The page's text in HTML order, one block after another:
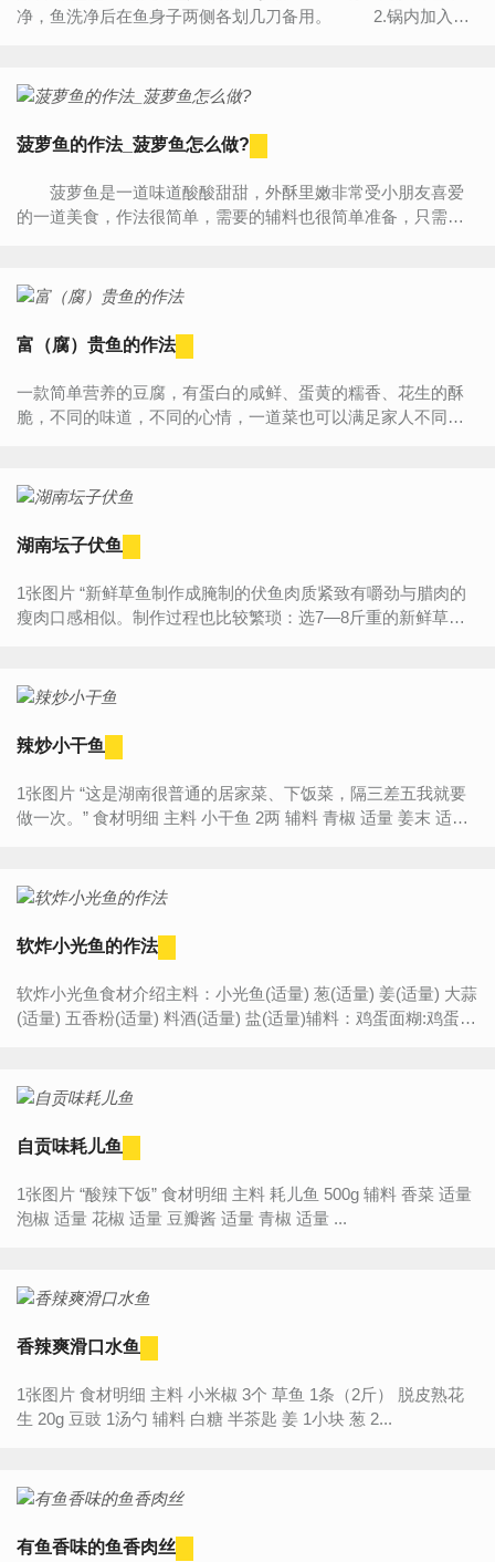
净，鱼洗净后在鱼身子两侧各划几刀备用。 2.锅内加入适
菠萝鱼的作法_菠萝鱼怎么做?
菠萝鱼是一道味道酸酸甜甜，外酥里嫩非常受小朋友喜爱
的一道美食，作法很简单，需要的辅料也很简单准备，只需要
富（腐）贵鱼的作法
一款简单营养的豆腐，有蛋白的咸鲜、蛋黄的糯香、花生的酥
脆，不同的味道，不同的心情，一道菜也可以满足家人不同口
湖南坛子伏鱼
1张图片 “新鲜草鱼制作成腌制的伏鱼肉质紧致有嚼劲与腊肉的
瘦肉口感相似。制作过程也比较繁琐：选7—8斤重的新鲜草鱼
辣炒小干鱼
1张图片 “这是湖南很普通的居家菜、下饭菜，隔三差五我就要
做一次。” 食材明细 主料 小干鱼 2两 辅料 青椒 适量 姜末 适量
软炸小光鱼的作法
软炸小光鱼食材介绍主料：小光鱼(适量) 葱(适量) 姜(适量) 大蒜
(适量) 五香粉(适量) 料酒(适量) 盐(适量)辅料：鸡蛋面糊:鸡蛋(2
自贡味耗儿鱼
1张图片 “酸辣下饭” 食材明细 主料 耗儿鱼 500g 辅料 香菜 适量
泡椒 适量 花椒 适量 豆瓣酱 适量 青椒 适量 ...
香辣爽滑口水鱼
1张图片 食材明细 主料 小米椒 3个 草鱼 1条（2斤） 脱皮熟花
生 20g 豆豉 1汤勺 辅料 白糖 半茶匙 姜 1小块 葱 2...
有鱼香味的鱼香肉丝